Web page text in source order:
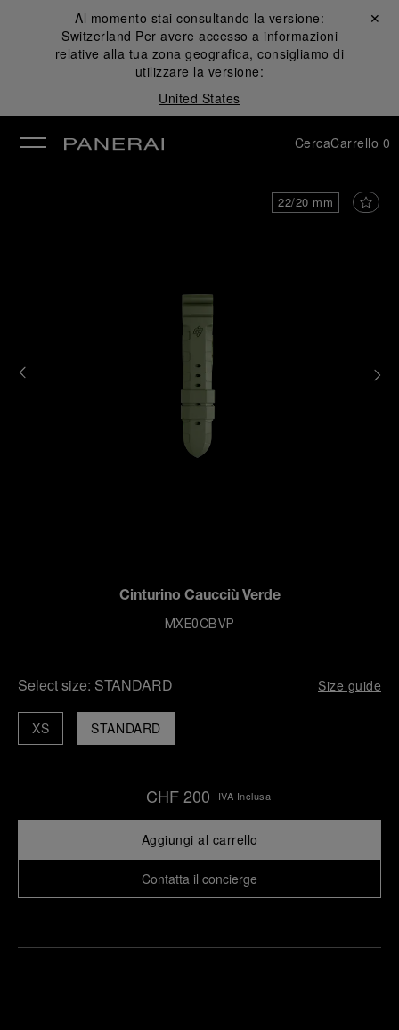
Al momento stai consultando la versione:
Switzerland Per avere accesso a informazioni
relative alla tua zona geografica, consigliamo di
utilizzare la versione:
United States
Chiudi ✕
CercaCarrello 0
22/20 mm
Cinturino Caucciù Verde
MXE0CBVP
Select size: STANDARD Size guide
STANDARD
XS
CHF 200 IVA Inclusa
Aggiungi al carrello
Contatta il concierge